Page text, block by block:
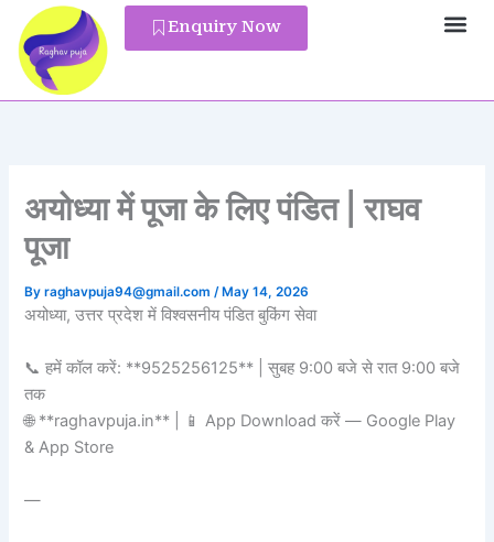
content
Enquiry Now
अयोध्या में पूजा के लिए पंडित | राघव
पूजा
Byraghavpuja94@gmail.com/ May 14, 2026
अयोध्या, उत्तर प्रदेश में विश्वसनीय पंडित बुकिंग सेवा
📞 हमें कॉल करें: **9525256125** | सुबह 9:00 बजे से रात 9:00 बजे
तक
🌐 **raghavpuja.in** | 📱 App Download करें — Google Play
& App Store
—